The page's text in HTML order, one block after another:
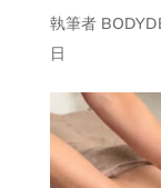
執筆者
日